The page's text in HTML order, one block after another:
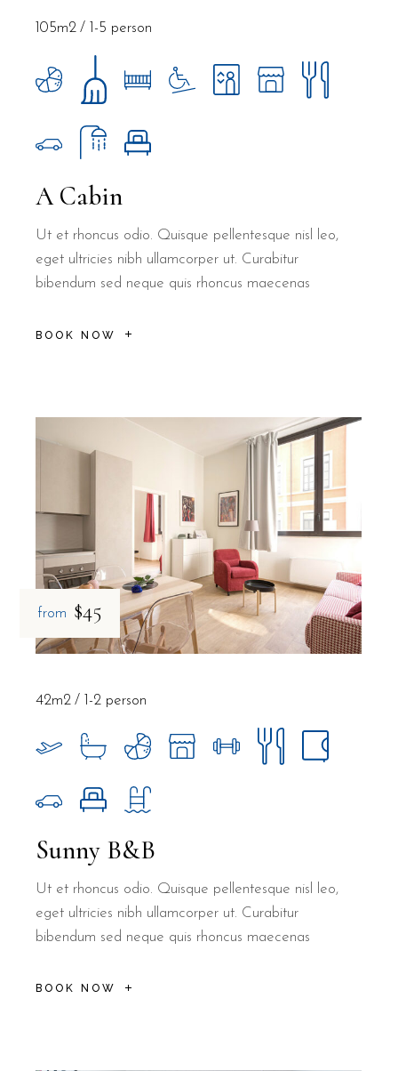
A Cabin
Ut et rhoncus odio. Quisque pellentesque nisl leo,
eget ultricies nibh ullamcorper ut. Curabitur
bibendum sed neque quis rhoncus maecenas
BOOK NOW
105m2 1-5 person
from $45
Sunny B&B
Ut et rhoncus odio. Quisque pellentesque nisl leo,
eget ultricies nibh ullamcorper ut. Curabitur
bibendum sed neque quis rhoncus maecenas
BOOK NOW
42m2 1-2 person